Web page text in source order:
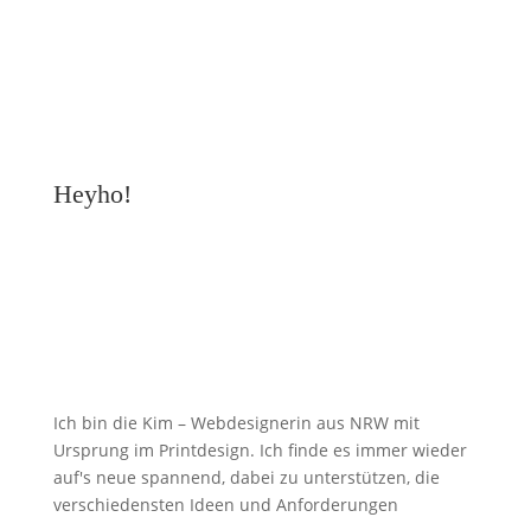
Heyho!
Ich bin die Kim – Webdesignerin aus NRW mit
Ursprung im Printdesign. Ich finde es immer wieder
auf's neue spannend, dabei zu unterstützen, die
verschiedensten Ideen und Anforderungen